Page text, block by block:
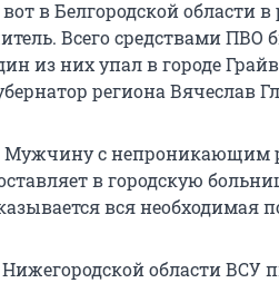
в Белгородской области
Всего средствами ПВО
из них упал в городе
региона Вячеслав
с непроникающим
в городскую
вся необходимая
области ВСУ